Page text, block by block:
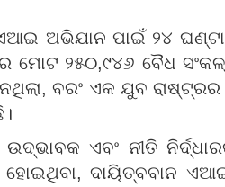
ଅଭିଯାନ ପାଇଁ ୨୪
ମୋଟ ୨୫୦,୯୪୬ ବୈଧ
ବରଂ ଏକ ଯୁବ
ଏବଂ ନୀତି
ଦାୟିତ୍ବବାନ